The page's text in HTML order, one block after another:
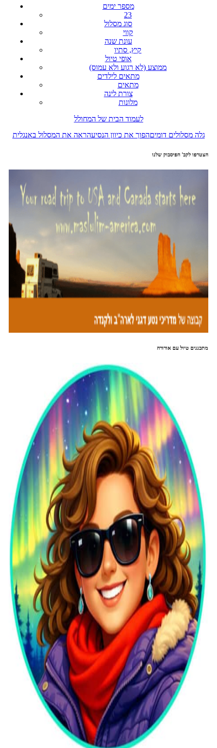
מספר ימים
23
סוג מסלול
קווי
עונת שנה
קיץ, סתיו
אופי טיול
ממוצע (לא רגוע ולא עמוס)
מתאים לילדים
מתאים
צורת לינה
מלונות
לעמוד הבית של המחולל
גלה מסלולים דומיםהפוך את כיוון הנסיעהראה את המסלול באנגלית
הצטרפו לקב' הפיסבוק שלנו
מתכננים טיול עם אורורה